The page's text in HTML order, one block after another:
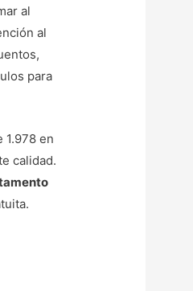
al
al
para
1.978 en
calidad.